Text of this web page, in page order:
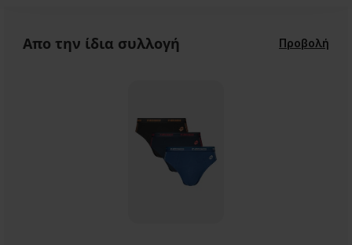
Απο την ίδια συλλογή Προβολή